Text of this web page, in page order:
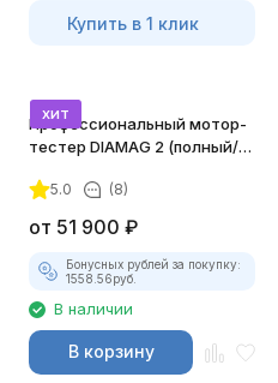
Купить в 1 клик
хит
Профессиональный мотор-
тестер DIAMAG 2 (полный/
5.0 (8)
от 51 900 ₽
Бонусных рублей за покупку:
1558.56руб.
В наличии
В корзину